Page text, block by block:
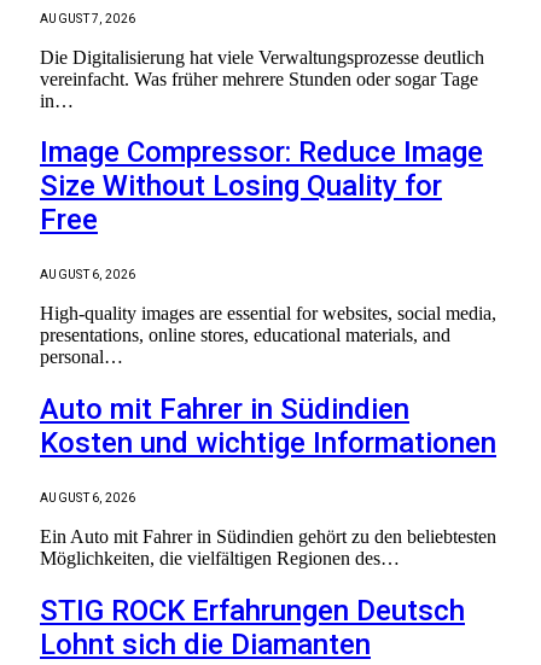
AUGUST 7, 2026
Die Digitalisierung hat viele Verwaltungsprozesse deutlich
vereinfacht. Was früher mehrere Stunden oder sogar Tage
in…
Image Compressor: Reduce Image
Size Without Losing Quality for
Free
AUGUST 6, 2026
High-quality images are essential for websites, social media,
presentations, online stores, educational materials, and
personal…
Auto mit Fahrer in Südindien
Kosten und wichtige Informationen
AUGUST 6, 2026
Ein Auto mit Fahrer in Südindien gehört zu den beliebtesten
Möglichkeiten, die vielfältigen Regionen des…
STIG ROCK Erfahrungen Deutsch
Lohnt sich die Diamanten